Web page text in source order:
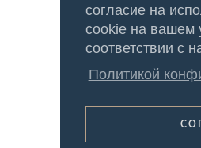
согласие на
cookie на вашем
соответствии с
Политикой